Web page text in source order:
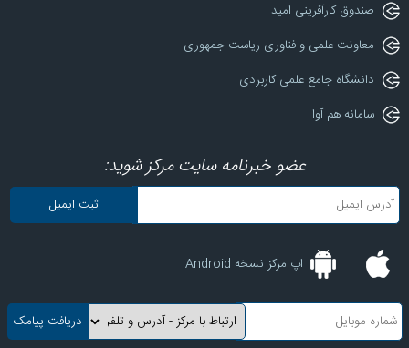
صندوق کارآفرینی امید
معاونت علمی و فناوری ریاست جمهوری
دانشگاه جامع علمی کاربردی
سامانه هم آوا
عضو خبرنامه سایت مرکز شوید:
اپ مرکز نسخه Android